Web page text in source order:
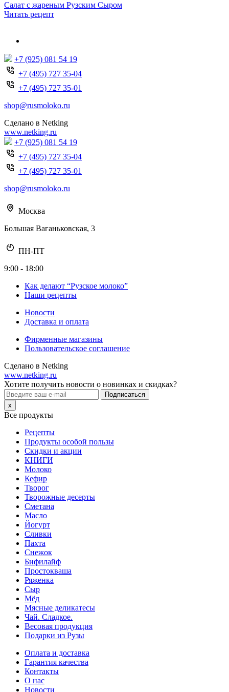
Салат с жареным Рузским Сыром
Читать рецепт
+7 (925) 081 54 19
+7 (495) 727 35-04
+7 (495) 727 35-01
shop@rusmoloko.ru
Сделано в Netking
www.netking.ru
+7 (925) 081 54 19
+7 (495) 727 35-04
+7 (495) 727 35-01
shop@rusmoloko.ru
Москва
Большая Ваганьковская, 3
ПН-ПТ
9:00 - 18:00
Как делают “Рузское молоко”
Наши рецепты
Новости
Доставка и оплата
Фирменные магазины
Пользовательское соглашение
Сделано в Netking
www.netking.ru
Хотите получить новости о новинках и скидках?
Подписаться
x
Все продукты
Рецепты
Продукты особой пользы
Скидки и акции
КНИГИ
Молоко
Кефир
Творог
Творожные десерты
Сметана
Масло
Йогурт
Сливки
Пахта
Снежок
Бифилайф
Простокваша
Ряженка
Сыр
Мёд
Мясные деликатесы
Чай. Сладкое.
Весовая продукция
Подарки из Рузы
Оплата и доставка
Гарантия качества
Контакты
О нас
Новости